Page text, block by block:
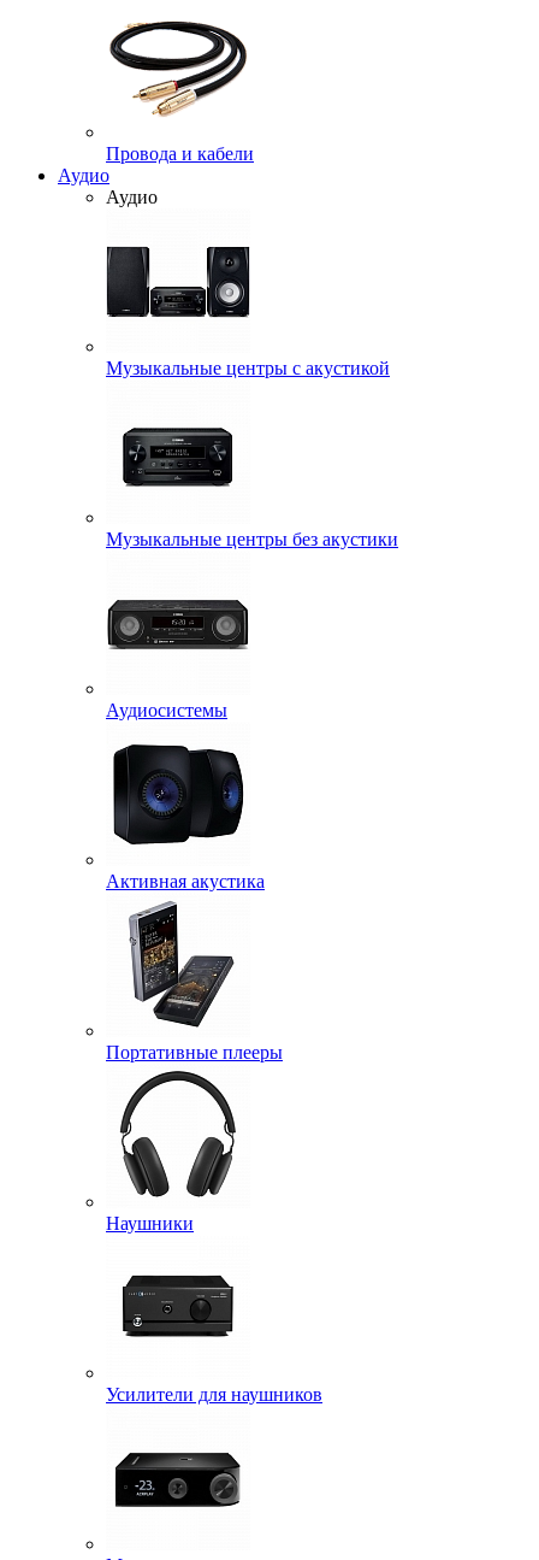
Провода и кабели
Аудио
Аудио
Музыкальные центры с акустикой
Музыкальные центры без акустики
Аудиосистемы
Активная акустика
Портативные плееры
Наушники
Усилители для наушников